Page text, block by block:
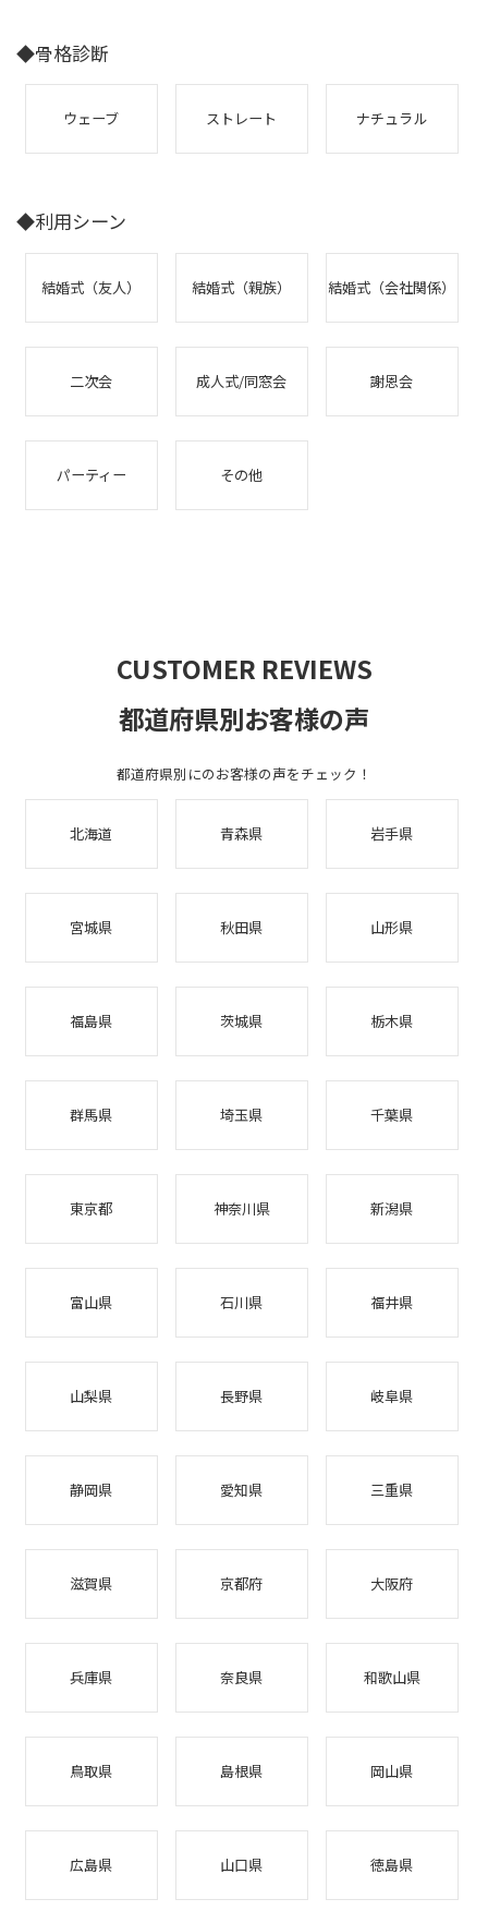
◆骨格診断
ウェーブ ストレート ナチュラル
◆利用シーン
結婚式（友人） 結婚式（親族） 結婚式（会社関係）
二次会 成人式/同窓会 謝恩会
パーティー その他
CUSTOMER REVIEWS
都道府県別お客様の声
都道府県別にのお客様の声をチェック！
北海道 青森県 岩手県
宮城県 秋田県 山形県
福島県 茨城県 栃木県
群馬県 埼玉県 千葉県
東京都 神奈川県 新潟県
富山県 石川県 福井県
山梨県 長野県 岐阜県
静岡県 愛知県 三重県
滋賀県 京都府 大阪府
兵庫県 奈良県 和歌山県
鳥取県 島根県 岡山県
広島県 山口県 徳島県